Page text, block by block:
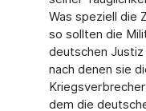
Was speziell die
so sollten die
deutschen
nach denen sie
dem die